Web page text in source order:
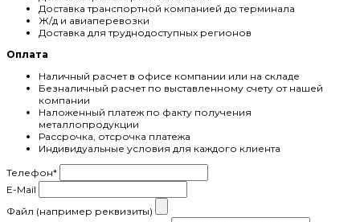
Доставка транспортной компанией до терминала
Ж/д и авиаперевозки
Доставка для труднодоступных регионов
Оплата
Наличный расчет в офисе компании или на складе
Безналичный расчет по выставленному счету от нашей
компании
Наложенный платеж по факту получения
металлопродукции
Рассрочка, отсрочка платежа
Индивидуальные условия для каждого клиента
Телефон*
E-Mail
Файл (например реквизиты)